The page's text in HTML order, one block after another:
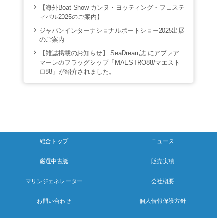
【海外Boat Show カンヌ・ヨッティング・フェステ
ィバル2025のご案内】
ジャパンインターナショナルボートショー2025出展
のご案内
【雑誌掲載のお知らせ】 SeaDream誌 にアプレア
マーレのフラッグシップ「MAESTRO88/マエスト
ロ88」が紹介されました。
総合トップ ニュース
厳選中古艇 販売実績
マリンジェネレーター 会社概要
お問い合わせ 個人情報保護方針